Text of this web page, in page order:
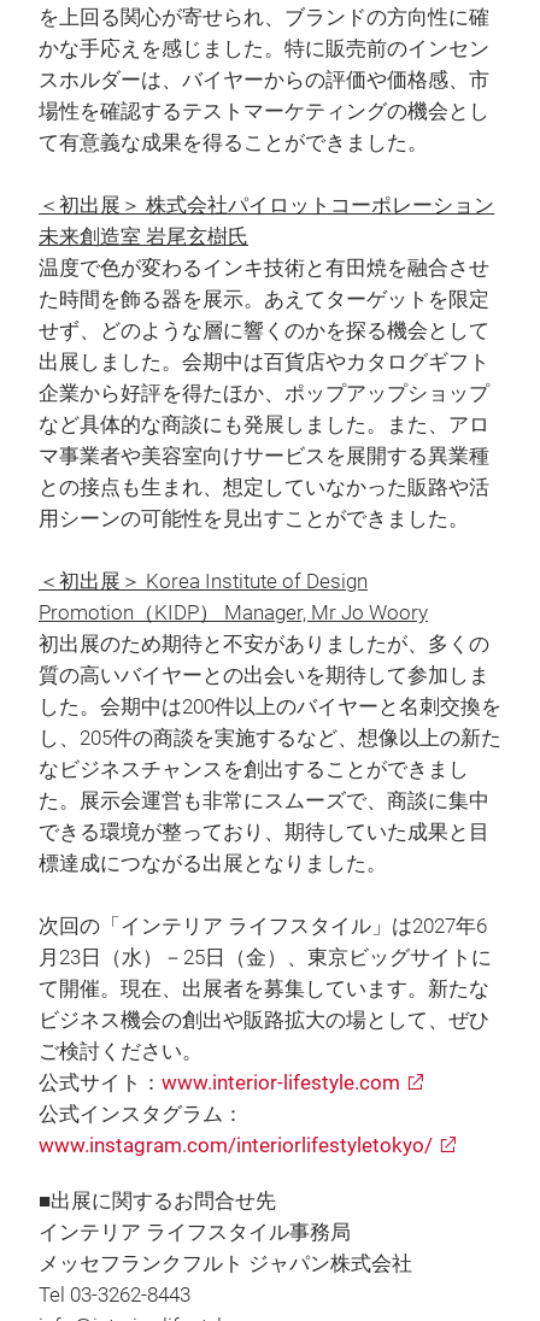
を上回る関心が寄せられ、ブランドの方向性に確
かな手応えを感じました。特に販売前のインセン
スホルダーは、バイヤーからの評価や価格感、市
場性を確認するテストマーケティングの機会とし
て有意義な成果を得ることができました。
＜初出展＞ 株式会社パイロットコーポレーション
未来創造室 岩尾玄樹氏
温度で色が変わるインキ技術と有田焼を融合させ
た時間を飾る器を展示。あえてターゲットを限定
せず、どのような層に響くのかを探る機会として
出展しました。会期中は百貨店やカタログギフト
企業から好評を得たほか、ポップアップショップ
など具体的な商談にも発展しました。また、アロ
マ事業者や美容室向けサービスを展開する異業種
との接点も生まれ、想定していなかった販路や活
用シーンの可能性を見出すことができました。
＜初出展＞ Korea Institute of Design
Promotion（KIDP） Manager, Mr Jo Woory
初出展のため期待と不安がありましたが、多くの
質の高いバイヤーとの出会いを期待して参加しま
した。会期中は200件以上のバイヤーと名刺交換を
し、205件の商談を実施するなど、想像以上の新た
なビジネスチャンスを創出することができまし
た。展示会運営も非常にスムーズで、商談に集中
できる環境が整っており、期待していた成果と目
標達成につながる出展となりました。
次回の「インテリア ライフスタイル」は2027年6
月23日（水）－25日（金）、東京ビッグサイトに
て開催。現在、出展者を募集しています。新たな
ビジネス機会の創出や販路拡大の場として、ぜひ
ご検討ください。
公式サイト： www.interior-lifestyle.com
公式インスタグラム：
www.instagram.com/interiorlifestyletokyo/
■出展に関するお問合せ先
インテリア ライフスタイル事務局
メッセフランクフルト ジャパン株式会社
Tel 03-3262-8443